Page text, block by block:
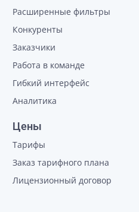
Расширенные фильтры
Конкуренты
Заказчики
Работа в команде
Гибкий интерфейс
Аналитика
Цены
Тарифы
Заказ тарифного плана
Лицензионный договор